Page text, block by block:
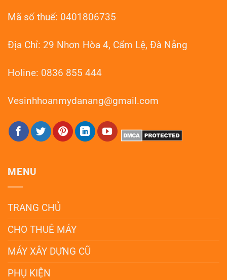
Mã số thuế: 0401806735
Địa Chỉ: 29 Nhơn Hòa 4, Cẩm Lệ, Đà Nẵng
Holine: 0836 855 444
Vesinhhoanmydanang@gmail.com
MENU
TRANG CHỦ
CHO THUÊ MÁY
MÁY XÂY DỰNG CŨ
PHỤ KIỆN